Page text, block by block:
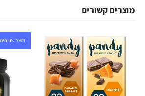
מוצרים קשורים